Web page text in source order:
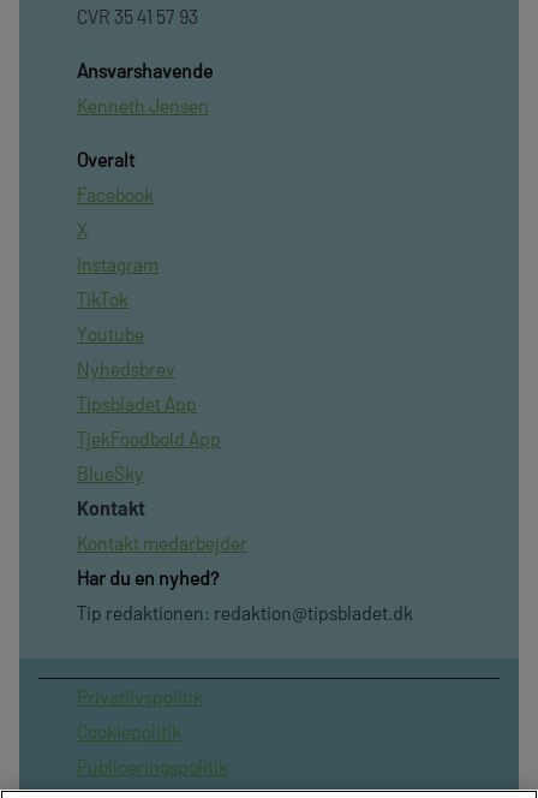
CVR 35 41 57 93
Ansvarshavende
Kenneth Jensen
Overalt
Facebook
X
Instagram
TikTok
Youtube
Nyhedsbrev
Tipsbladet App
TjekFoodbold App
BlueSky
Kontakt
Kontakt medarbejder
Har du en nyhed?
Tip redaktionen: redaktion@tipsbladet.dk
Privatilvspolitik
Cookiepolitik
Publiceringspolitik